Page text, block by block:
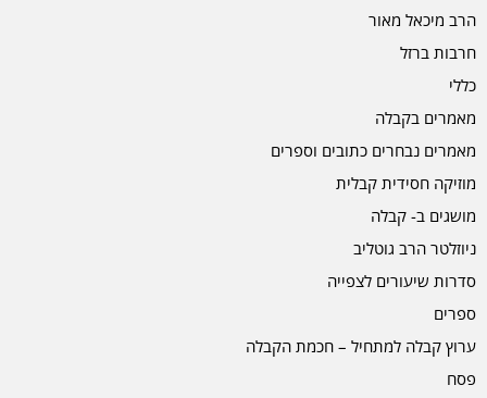
הרב מיכאל מאור
חרבות ברזל
כללי
מאמרים בקבלה
מאמרים נבחרים כתובים וספרים
מוזיקה חסידית קבלית
מושגים ב- קבלה
ניוזלטר הרב גוטליב
סדרות שיעורים לצפייה
ספרים
ערוץ קבלה למתחיל – חכמת הקבלה
פסח